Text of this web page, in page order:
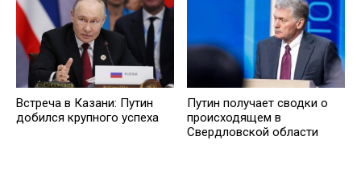
Встреча в Казани: Путин
добился крупного успеха
Путин получает сводки о
происходящем в
Свердловской области